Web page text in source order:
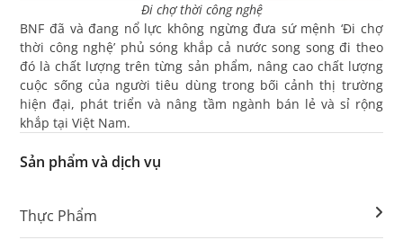
Đi chợ thời công nghệ
BNF đã và đang nổ lực không ngừng đưa sứ mệnh ‘Đi chợ
thời công nghệ’ phủ sóng khắp cả nước song song đi theo
đó là chất lượng trên từng sản phẩm, nâng cao chất lượng
cuộc sống của người tiêu dùng trong bối cảnh thị trường
hiện đại, phát triển và nâng tầm ngành bán lẻ và sỉ rộng
khắp tại Việt Nam.
Sản phẩm và dịch vụ
Thực Phẩm